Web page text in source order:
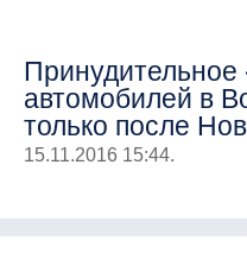
автомобилей в
только после
15.11.2016 15:44.